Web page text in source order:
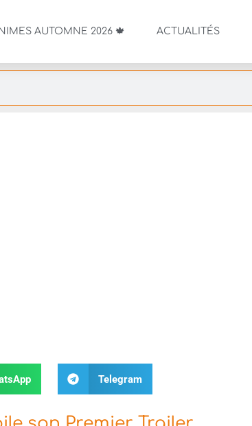
AUTOMNE 2026 🍁 ACTUALITÉS
Telegram